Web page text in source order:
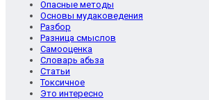
Опасные методы
Основы мудаковедения
Разбор
Разница смыслов
Самооценка
Словарь абьза
Статьи
Токсичное
Это интересно